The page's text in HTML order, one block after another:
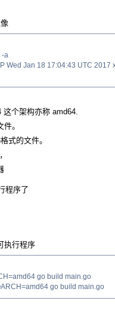
-a
Wed Jan 18 17:04:43 UTC
这个架构亦称 amd64.
。
式的文件。
程序了
执行程序
go build main.go
go build main.go